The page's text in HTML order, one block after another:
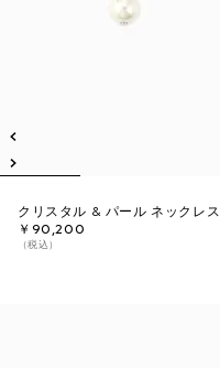
クリスタル & パール ネックレス
￥90,200
（税込）